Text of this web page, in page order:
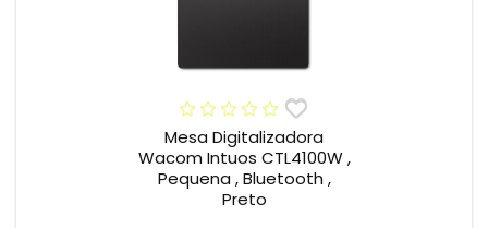
Mesa Digitalizadora
Wacom Intuos CTL4100W ,
Pequena , Bluetooth ,
Preto